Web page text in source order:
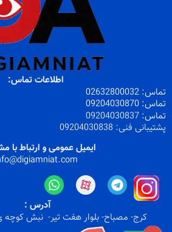
اطلاعات تماس:
تماس:
02632800032
تماس: 09204030870
تماس: 09204030837
پشتیبانی فنی: 09204030838
ایمیل عمومی و ارتباط با
آدرس :
کرج- مصباح- بلوار هفت تیر- نبش کوچه ی